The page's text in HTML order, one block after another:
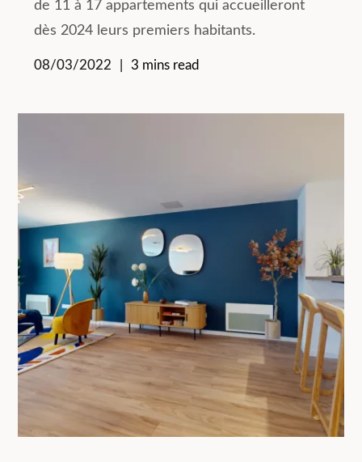
de 11 à 17 appartements qui accueilleront
dès 2024 leurs premiers habitants.
08/03/2022 3 mins read